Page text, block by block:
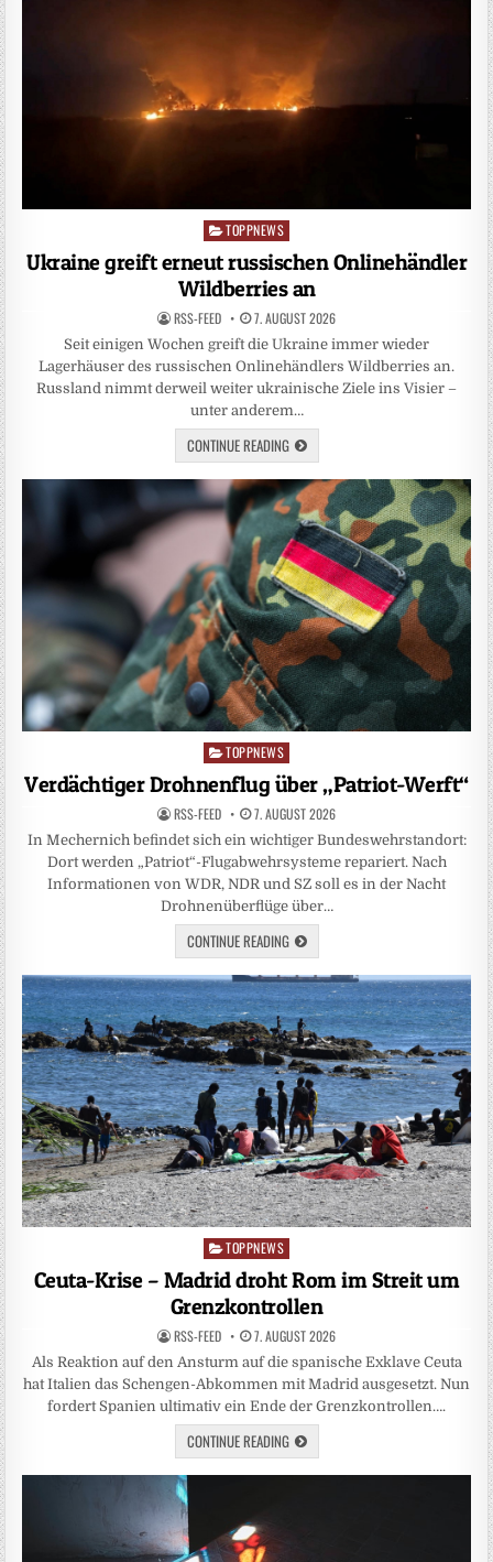
Posted
TOPPNEWS
Ukraine greift erneut russischen Onlinehändler
Wildberries an
RSS-FEED 7. AUGUST 2026
Seit einigen Wochen greift die Ukraine immer wieder
Lagerhäuser des russischen Onlinehändlers Wildberries an.
Russland nimmt derweil weiter ukrainische Ziele ins Visier –
unter anderem…
CONTINUE READING
Posted
TOPPNEWS
Verdächtiger Drohnenflug über „Patriot-Werft“
RSS-FEED 7. AUGUST 2026
In Mechernich befindet sich ein wichtiger Bundeswehrstandort:
Dort werden „Patriot“-Flugabwehrsysteme repariert. Nach
Informationen von WDR, NDR und SZ soll es in der Nacht
Drohnenüberflüge über…
CONTINUE READING
Posted
in
TOPPNEWS
Ceuta-Krise – Madrid droht Rom im Streit um
Grenzkontrollen
RSS-FEED 7. AUGUST 2026
Als Reaktion auf den Ansturm auf die spanische Exklave Ceuta
hat Italien das Schengen-Abkommen mit Madrid ausgesetzt. Nun
fordert Spanien ultimativ ein Ende der Grenzkontrollen….
CONTINUE READING